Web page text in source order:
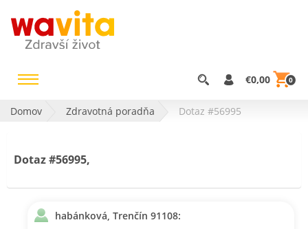
€0,00 0
Domov Zdravotná poradňa Dotaz #56995
Dotaz #56995,
habánková, Trenčín 91108: